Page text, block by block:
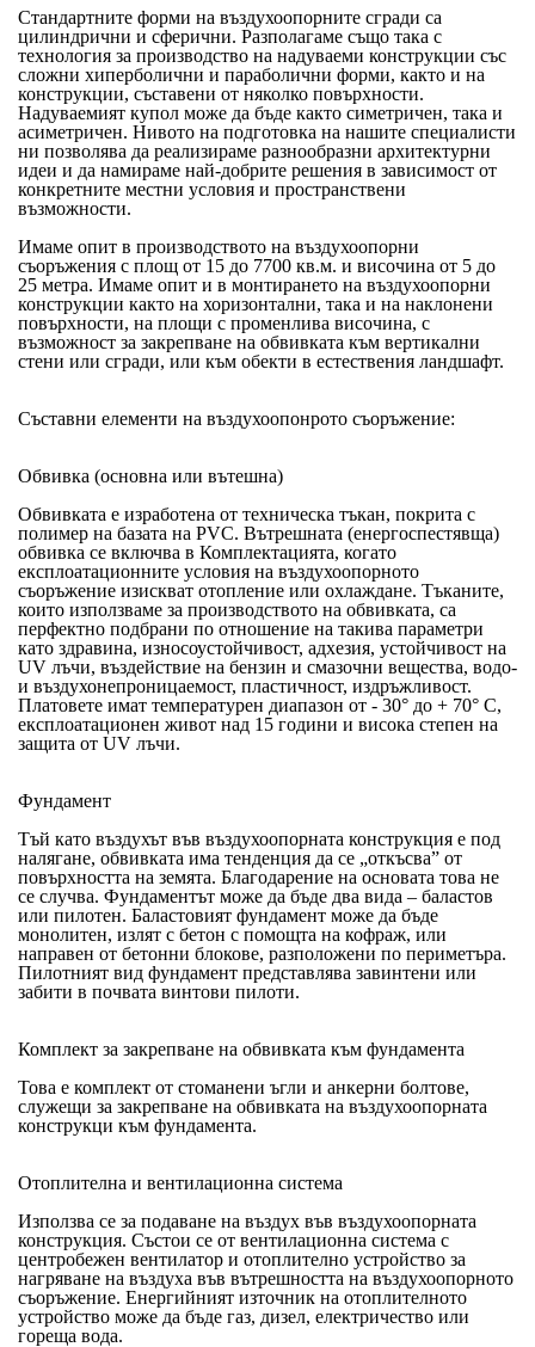
Стандартните форми на въздухоопорните сгради са
цилиндрични и сферични. Разполагаме също така с
технология за производство на надуваеми конструкции със
сложни хиперболични и параболични форми, както и на
конструкции, съставени от няколко повърхности.
Надуваемият купол може да бъде както симетричен, така и
асиметричен. Нивото на подготовка на нашите специалисти
ни позволява да реализираме разнообразни архитектурни
идеи и да намираме най-добрите решения в зависимост от
конкретните местни условия и пространствени
възможности.
Имаме опит в производството на въздухоопорни
съоръжения с площ от 15 до 7700 кв.м. и височина от 5 до
25 метра. Имаме опит и в монтирането на въздухоопорни
конструкции както на хоризонтални, така и на наклонени
повърхности, на площи с променлива височина, с
възможност за закрепване на обвивката към вертикални
стени или сгради, или към обекти в естествения ландшафт.
Съставни елементи на въздухоопонрото съоръжение:
Обвивка (основна или вътешна)
Обвивката е изработена от техническа тъкан, покрита с
полимер на базата на PVC. Вътрешната (енергоспестявща)
обвивка се включва в Комплектацията, когато
експлоатационните условия на въздухоопорното
съоръжение изискват отопление или охлаждане. Тъканите,
които използваме за производството на обвивката, са
перфектно подбрани по отношение на такива параметри
като здравина, износоустойчивост, адхезия, устойчивост на
UV лъчи, въздействие на бензин и смазочни вещества, водо-
и въздухонепроницаемост, пластичност, издръжливост.
Платовете имат температурен диапазон от - 30° до + 70° C,
експлоатационен живот над 15 години и висока степен на
защита от UV лъчи.
Фундамент
Тъй като въздухът във въздухоопорната конструкция е под
налягане, обвивката има тенденция да се „откъсва” от
повърхността на земята. Благодарение на основата това не
се случва. Фундаментът може да бъде два вида – баластов
или пилотен. Баластовият фундамент може да бъде
монолитен, излят с бетон с помощта на кофраж, или
направен от бетонни блокове, разположени по периметъра.
Пилотният вид фундамент представлява завинтени или
забити в почвата винтови пилоти.
Комплект за закрепване на обвивката към фундамента
Това е комплект от стоманени ъгли и анкерни болтове,
служещи за закрепване на обвивката на въздухоопорната
конструкци към фундамента.
Отоплителна и вентилационна система
Използва се за подаване на въздух във въздухоопорната
конструкция. Състои се от вентилационна система с
центробежен вентилатор и отоплително устройство за
нагряване на въздуха във вътрешността на въздухоопорното
съоръжение. Енергийният източник на отоплителното
устройство може да бъде газ, дизел, електричество или
гореща вода.